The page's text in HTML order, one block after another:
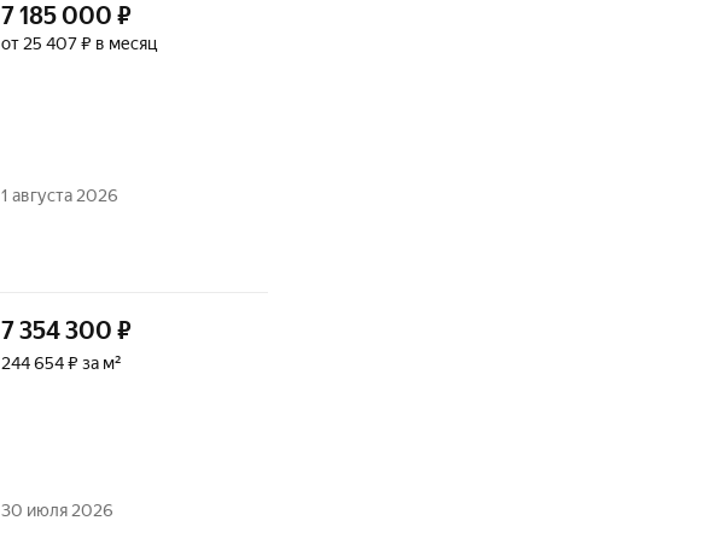
7 185 000 ₽
от 25 407 ₽ в месяц
1 августа 2026
7 354 300 ₽
244 654 ₽ за м²
30 июля 2026